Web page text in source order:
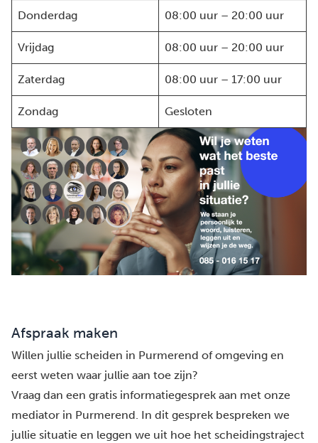
Donderdag 08:00 uur – 20:00 uur
Vrijdag 08:00 uur – 20:00 uur
Zaterdag 08:00 uur – 17:00 uur
Zondag Gesloten
Afspraak maken
Willen jullie scheiden in Purmerend of omgeving en
eerst weten waar jullie aan toe zijn?
Vraag dan een gratis informatiegesprek aan met onze
mediator in Purmerend. In dit gesprek bespreken we
jullie situatie en leggen we uit hoe het scheidingstraject